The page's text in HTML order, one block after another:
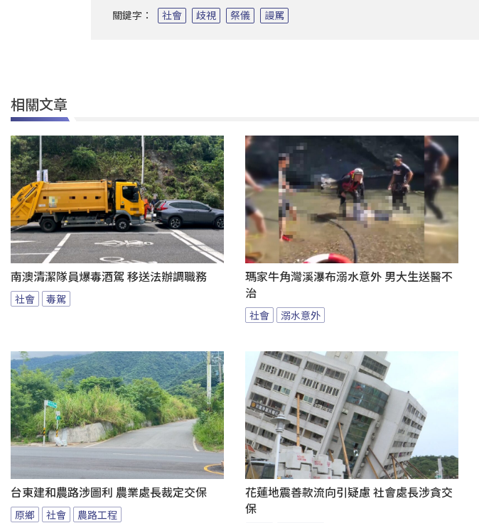
關鍵字： 社會 歧視 祭儀 謾罵
相關文章
南澳清潔隊員爆毒酒駕 移送法辦調職務
社會 毒駕
瑪家牛角灣溪瀑布溺水意外 男大生送醫不
治
社會 溺水意外
台東建和農路涉圖利 農業處長裁定交保
原鄉 社會 農路工程
花蓮地震善款流向引疑慮 社會處長涉貪交
保